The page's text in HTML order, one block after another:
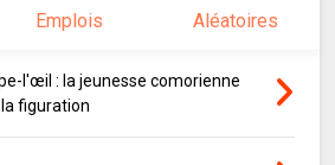
Emplois Aléatoires
l'œil : la jeunesse comorienne
figuration